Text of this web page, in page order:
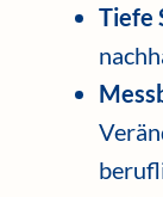
Tiefe